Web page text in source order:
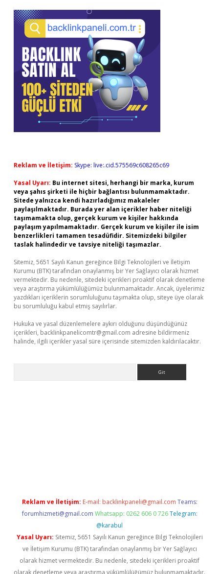
Reklam ve İletişim: Skype: live:.cid.575569c608265c69
Yasal Uyarı: Bu internet sitesi, herhangi bir marka, kurum
veya şahıs şirketi ile hiçbir bağlantısı bulunmamaktadır.
Sitede yalnızca kendi hazırladığımız makaleler
paylaşılmaktadır. Burada yer alan içerikler haber niteliği
taşımamakta olup, gerçek kurum ve kişiler hakkında
paylaşım yapılmamaktadır. Gerçek kurum ve kişiler ile isim
benzerlikleri tamamen tesadüfidir. Sitemizdeki bilgiler
taslak halindedir ve tavsiye niteliği taşımazlar.
Sitemiz, 5651 Sayılı Kanun gereğince Bilgi Teknolojileri ve İletişim
Kurumu (BTK) tarafından onaylanmış bir Yer Sağlayıcı olarak hizmet
vermektedir. Bu nedenle, sitedeki içerikleri proaktif olarak denetleme
veya araştırma yükümlülüğümüz bulunmamaktadır. Ancak, üyelerimiz
yazdıkları içeriklerin sorumluluğunu taşımakta olup, siteye üye olarak
bu sorumluluğu kabul etmiş sayılırlar.
Hukuka ve yasal düzenlemelere aykırı olduğunu düşündüğünüz
içerikleri, backlinkpanelicomtr@gmail.com adresine bildirmeniz
halinde, ilgili içerikler yasal süre içerisinde sitemizden kaldırılacaktır.
Reklam ve İletişim: E-mail: backlinkpaneli@gmail.com Teams:
forumhizmeti@gmail.com Whatsapp: 0262 606 0 726 Telegram:
@karabul
Yasal Uyarı: Sitemiz, 5651 Sayılı Kanun gereğince Bilgi Teknolojileri
ve İletişim Kurumu (BTK) tarafından onaylanmış bir Yer Sağlayıcı
olarak hizmet vermektedir. Bu nedenle, sitedeki içerikleri proaktif
olarak denetleme veya araştırma yükümlülüğümüz bulunmamaktadır.